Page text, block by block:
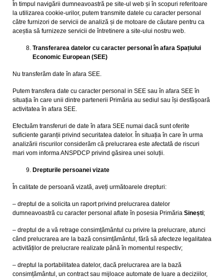
În timpul navigării dumneavoastră pe site-ul web și în scopuri referitoare
la utilizarea cookie-urilor, putem transmite datele cu caracter personal
către furnizori de servicii de analiză și de motoare de căutare pentru ca
aceștia să furnizeze servicii de întretinere a site-ului nostru web.
Transferarea datelor cu caracter personal în afara Spațiului
Economic European (SEE)
Nu transferăm date în afara SEE.
Putem transfera date cu caracter personal in SEE sau în afara SEE în
situația în care unii dintre partenerii Primăria au sediul sau își desfășoară
activitatea în afara SEE.
Efectuăm transferuri de date în afara SEE numai dacă sunt oferite
suficiente garanții privind securitatea datelor. În situația în care în urma
analizării riscurilor considerăm că prelucrarea este afectată de riscuri
mari vom informa ANSPDCP privind găsirea unei soluții.
Drepturile persoanei vizate
În calitate de persoană vizată, aveți următoarele drepturi:
– dreptul de a solicita un raport privind prelucrarea datelor
dumneavoastră cu caracter personal aflate în posesia Primăria Sinești;
– dreptul de a vă retrage consimțământul cu privire la prelucrare, atunci
când prelucrarea are la bază consimțământul, fără să afecteze legalitatea
activităților de prelucrare realizate până în momentul respectiv;
– dreptul la portabilitatea datelor, dacă prelucrarea are la bază
consimțământul, un contract sau mijloace automate de luare a deciziilor,